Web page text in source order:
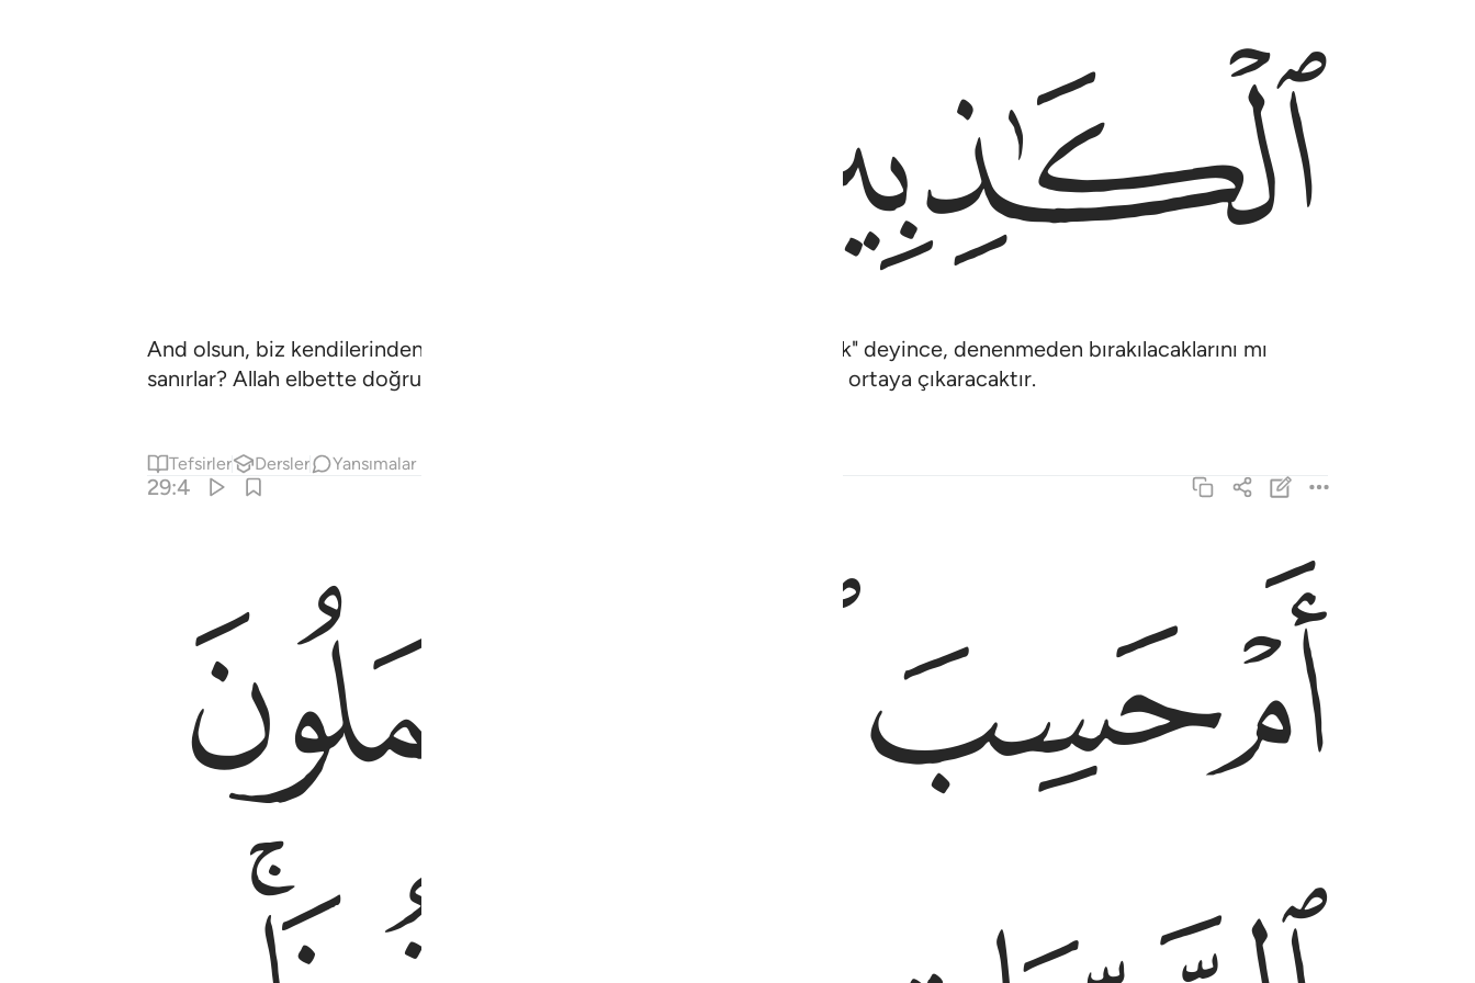
ﲩ
And olsun, biz kendilerinden öncekileri de denemişken, insanlar, "İnandık" deyince, denenmeden bırakılacaklarını mı
sanırlar? Allah elbette doğruları ortaya koyacak ve elbette yalancıları da ortaya çıkaracaktır.
Tefsirler Dersler Yansımalar
29:4
ام حسب الذين يعملون السييات ان يسبقونا ساء ما يحكمون ٤
أَمْ حَسِبَ ٱلَّذِينَ يَعْمَلُونَ ٱلسَّيِّـَٔاتِ أَن يَسْبِقُونَا ۚ سَآءَ مَا يَحْكُمُونَ ٤
ﲫﲬﲭ
ﲮ